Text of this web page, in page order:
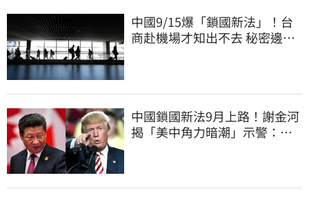
中國9/15爆「鎖國新法」！台
商赴機場才知出不去 秘密邊控
中國鎖國新法9月上路！謝金河
揭「美中角力暗潮」示警：台